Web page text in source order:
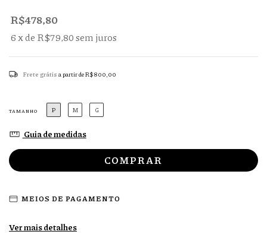
R$478,80
6x de R$79,80sem juros
Frete grátis a partir deR$800,00
TAMANHO P M G
Guia de medidas
MEIOS DE PAGAMENTO
Ver mais detalhes